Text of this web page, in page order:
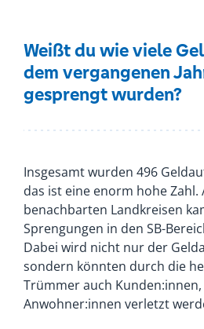
Weißt du wie viele
dem vergangenen
gesprengt wurden?
Insgesamt wurden 496
das ist eine enorm hohe Zahl.
benachbarten Landkreisen
Sprengungen in den SB-
Dabei wird nicht nur der
sondern könnten durch die
Trümmer auch
Anwohner:innen verletzt